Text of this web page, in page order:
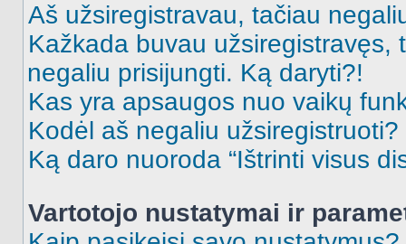
Aš užsiregistravau, tačiau
Kažkada buvau užsiregistravęs,
negaliu prisijungti. Ką daryti?!
Kas yra apsaugos nuo vaikų
Kodėl aš negaliu užsiregistruoti?
Ką daro nuoroda “Ištrinti visus
Vartotojo nustatymai ir